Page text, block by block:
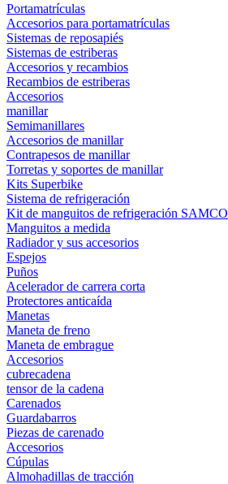
Portamatrículas
Accesorios para portamatrículas
Sistemas de reposapiés
Sistemas de estriberas
Accesorios y recambios
Recambios de estriberas
Accesorios
manillar
Semimanillares
Accesorios de manillar
Contrapesos de manillar
Torretas y soportes de manillar
Kits Superbike
Sistema de refrigeración
Kit de manguitos de refrigeración SAMCO
Manguitos a medida
Radiador y sus accesorios
Espejos
Puños
Acelerador de carrera corta
Protectores anticaída
Manetas
Maneta de freno
Maneta de embrague
Accesorios
cubrecadena
tensor de la cadena
Carenados
Guardabarros
Piezas de carenado
Accesorios
Cúpulas
Almohadillas de tracción